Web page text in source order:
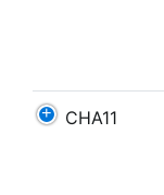
CHA11